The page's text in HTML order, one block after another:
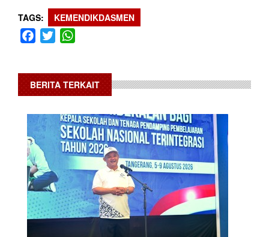
TAGS KEMENDIKDASMEN
Facebook
Twitter
BERITA TERKAIT